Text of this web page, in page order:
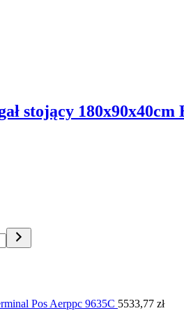
stojący 180x90x40cm
Pos Aerppc 9635C 5533,77 zł